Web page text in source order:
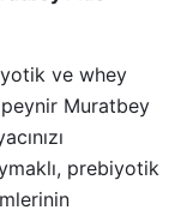
ve whey
Muratbey
prebiyotik